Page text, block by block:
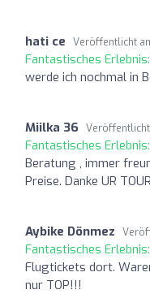
hati ce Veröffentlicht
Fantastisches Erlebnis:
werde ich nochmal in
Miilka 36
Fantastisches Erlebnis:
Beratung , immer
Preise. Danke UR
Aybike Dönmez
Fantastisches Erlebnis:
Flugtickets dort.
nur TOP!!!